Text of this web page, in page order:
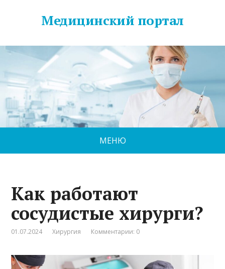
Медицинский портал
МЕНЮ
Как работают
сосудистые хирурги?
01.07.2024 Хирургия Комментарии: 0